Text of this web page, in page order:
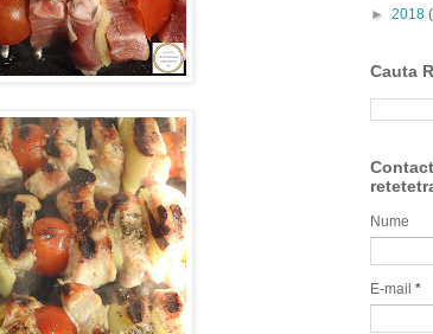
► 2018
Cauta
Contact
Nume
E-mail *